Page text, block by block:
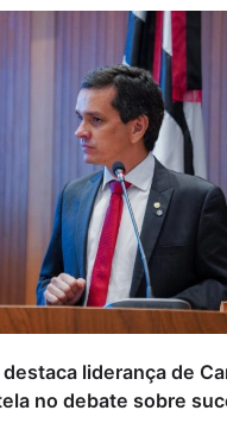
liderança de
no debate sobre